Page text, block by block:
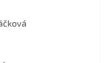
5 z 5 hvězdiček.